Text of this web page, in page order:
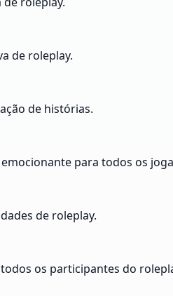
de roleplay.
de histórias.
para todos os
de roleplay.
os participantes do